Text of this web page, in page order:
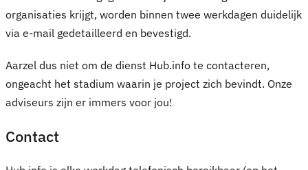
organisaties krijgt, worden binnen twee werkdagen duidelijk
via e-mail gedetailleerd en bevestigd.
Aarzel dus niet om de dienst Hub.info te contacteren,
ongeacht het stadium waarin je project zich bevindt. Onze
adviseurs zijn er immers voor jou!
Contact